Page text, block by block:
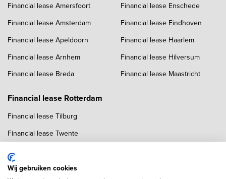
Financial lease Amersfoort
Financial lease Amsterdam
Financial lease Apeldoorn
Financial lease Arnhem
Financial lease Breda
Financial lease Enschede
Financial lease Eindhoven
Financial lease Haarlem
Financial lease Hilversum
Financial lease Maastricht
Financial lease Rotterdam
Financial lease Tilburg
Financial lease Twente
Financial lease Utrecht
Financial lease Zwolle
Wij gebruiken cookies